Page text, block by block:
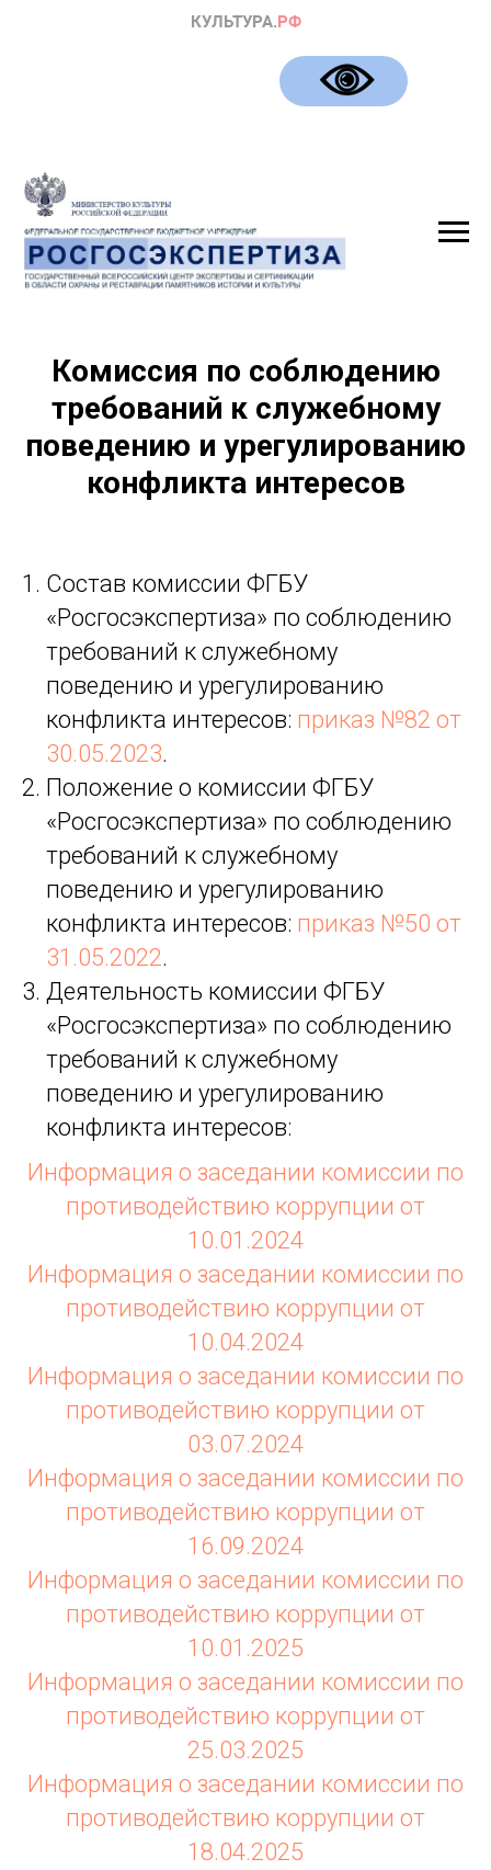
Комиссия по соблюдению
требований к служебному
поведению и урегулированию
конфликта интересов
Состав комиссии ФГБУ
«Росгосэкспертиза» по соблюдению
требований к служебному
поведению и урегулированию
конфликта интересов: приказ №82 от
30.05.2023.
Положение о комиссии ФГБУ
«Росгосэкспертиза» по соблюдению
требований к служебному
поведению и урегулированию
конфликта интересов: приказ №50 от
31.05.2022.
Деятельность комиссии ФГБУ
«Росгосэкспертиза» по соблюдению
требований к служебному
поведению и урегулированию
конфликта интересов:
Информация о заседании комиссии по
противодействию коррупции от
10.01.2024
Информация о заседании комиссии по
противодействию коррупции от
10.04.2024
Информация о заседании комиссии по
противодействию коррупции от
03.07.2024
Информация о заседании комиссии по
противодействию коррупции от
16.09.2024
Информация о заседании комиссии по
противодействию коррупции от
10.01.2025
Информация о заседании комиссии по
противодействию коррупции от
25.03.2025
Информация о заседании комиссии по
противодействию коррупции от
18.04.2025